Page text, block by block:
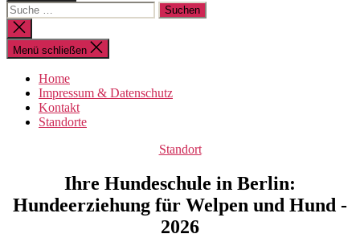
Suche
nach:
Suche
schließen
Menü schließen
Home
Impressum & Datenschutz
Kontakt
Standorte
Kategorien
Standort
Ihre Hundeschule in Berlin:
Hundeerziehung für Welpen und Hund -
2026